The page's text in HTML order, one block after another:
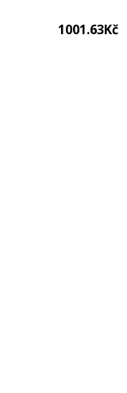
ventil tlaku
1001.63Kč